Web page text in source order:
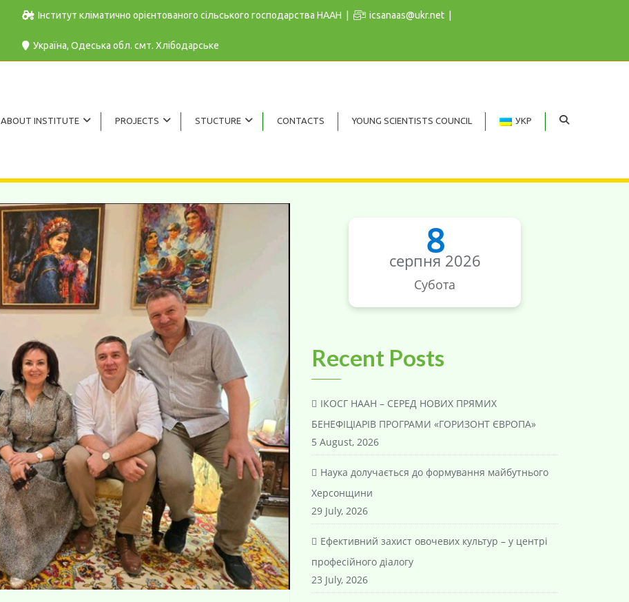
Інститут кліматично орієнтованого сільського господарства НААН icsanaas@ukr.net
Україна, Одеська обл. cмт. Хлібодарське
ABOUT INSTITUTE PROJECTS STUCTURE CONTACTS YOUNG SCIENTISTS COUNCIL УКР
8
серпня 2026
Субота
Recent Posts
ІКОСГ НААН – СЕРЕД НОВИХ ПРЯМИХ
БЕНЕФІЦІАРІВ ПРОГРАМИ «ГОРИЗОНТ ЄВРОПА»
5 August, 2026
Наука долучається до формування майбутнього
Херсонщини
29 July, 2026
Ефективний захист овочевих культур – у центрі
професійного діалогу
23 July, 2026